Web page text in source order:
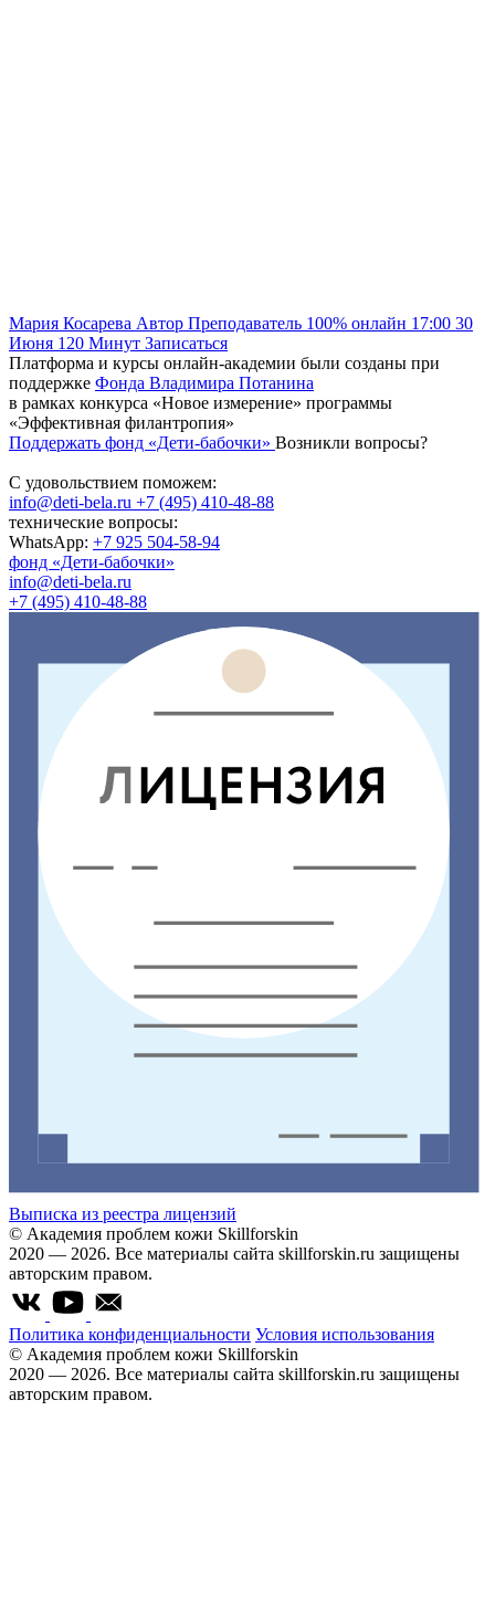
Мария Косарева Автор Преподаватель 100% онлайн 17:00 30
Июня 120 Минут Записаться
Платформа и курсы онлайн-академии были созданы при
поддержке Фонда Владимира Потанина
в рамках конкурса «Новое измерение» программы
«Эффективная филантропия»
Поддержать фонд «Дети-бабочки» Возникли вопросы?
С удовольствием поможем:
info@deti-bela.ru +7 (495) 410-48-88
технические вопросы:
WhatsApp: +7 925 504-58-94
фонд «Дети-бабочки»
info@deti-bela.ru
+7 (495) 410-48-88
Выписка из реестра лицензий
© Академия проблем кожи Skillforskin
2020 — 2026. Все материалы сайта skillforskin.ru защищены
авторским правом.
Политика конфиденциальности Условия использования
© Академия проблем кожи Skillforskin
2020 — 2026. Все материалы сайта skillforskin.ru защищены
авторским правом.